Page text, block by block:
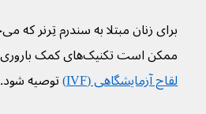
ممکن است تکنیک‌های کمک باروری مانند اهدای تخمک و
لقاح آزمایشگاهی (IVF)
توصیه شود.